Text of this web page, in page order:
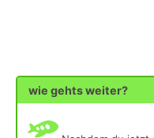
wie gehts weiter?